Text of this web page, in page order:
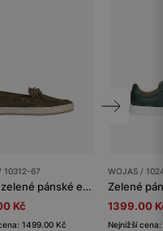
10312-67
Tmavě zelené pánské espadrilky typu boat shoes
Kč
1499.00 Kč
WOJAS /
1399.00
Nejnižší